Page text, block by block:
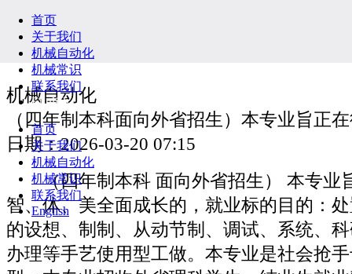
首页
关于我们
机械自动化
机械常识
联系我们
English
首页
关于我们
机械自动化
机械常识
联系我们
English
机械自动化
（四年制本科面向外省招生）本专业旨正
日期：2026-03-20 07:15
（四年制本科 面向外省招生） 本专业
智、体、美全面成长的，就业标的目的：
的设想、制制、从动节制、调试、系统、
办理等手艺使用型工做。本专业是社会抢